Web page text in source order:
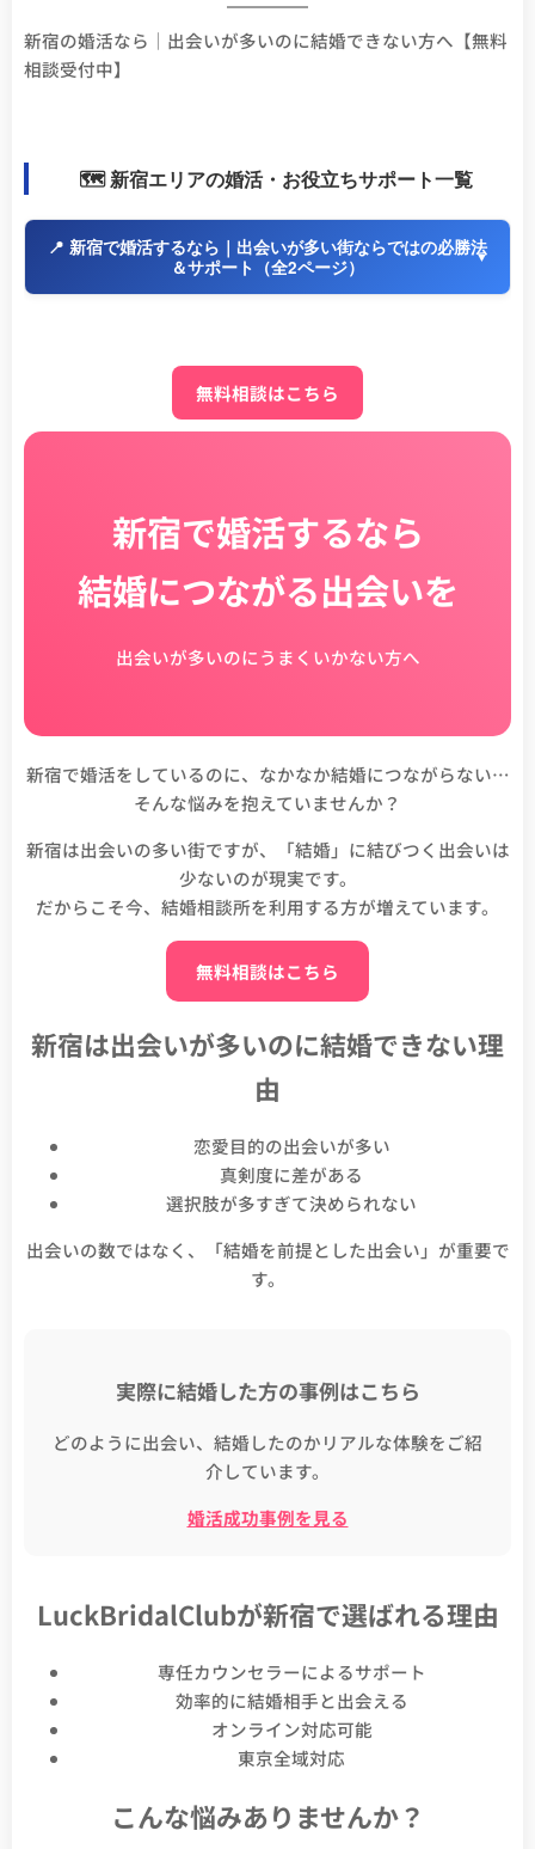
新宿の婚活なら｜出会いが多いのに結婚できない方へ【無料
相談受付中】
🗺️ 新宿エリアの婚活・お役立ちサポート一覧
📍 新宿で婚活するなら｜出会いが多い街ならではの必勝法
＆サポート（全2ページ）
無料相談はこちら
新宿で婚活するなら
結婚につながる出会いを
出会いが多いのにうまくいかない方へ
新宿で婚活をしているのに、なかなか結婚につながらない…
そんな悩みを抱えていませんか？
新宿は出会いの多い街ですが、「結婚」に結びつく出会いは
少ないのが現実です。
だからこそ今、結婚相談所を利用する方が増えています。
無料相談はこちら
新宿は出会いが多いのに結婚できない理
由
恋愛目的の出会いが多い
真剣度に差がある
選択肢が多すぎて決められない
出会いの数ではなく、「結婚を前提とした出会い」が重要で
す。
実際に結婚した方の事例はこちら
どのように出会い、結婚したのかリアルな体験をご紹
介しています。
婚活成功事例を見る
LuckBridalClubが新宿で選ばれる理由
専任カウンセラーによるサポート
効率的に結婚相手と出会える
オンライン対応可能
東京全域対応
こんな悩みありませんか？